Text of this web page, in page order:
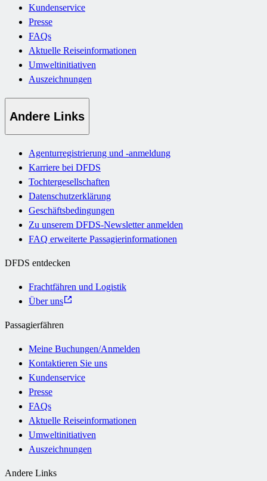
Kundenservice
Presse
FAQs
Aktuelle Reiseinformationen
Umweltinitiativen
Auszeichnungen
Andere Links
Agenturregistrierung und -anmeldung
Karriere bei DFDS
Tochtergesellschaften
Datenschutzerklärung
Geschäftsbedingungen
Zu unserem DFDS-Newsletter anmelden
FAQ erweiterte Passagierinformationen
DFDS entdecken
Frachtfähren und Logistik
Über uns
Passagierfähren
Meine Buchungen/Anmelden
Kontaktieren Sie uns
Kundenservice
Presse
FAQs
Aktuelle Reiseinformationen
Umweltinitiativen
Auszeichnungen
Andere Links